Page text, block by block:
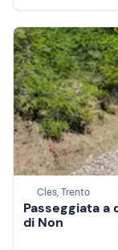
Cles, Trento
Passeggiata a
di Non